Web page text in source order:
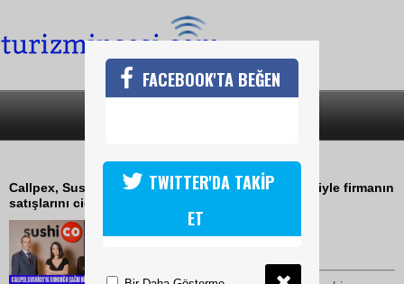
BİR ALO İLE SUSHİ KAPINIZDA
Callpex, Sushico'ya sunduğu çağrı merkezi hizmetiyle firmanın
satışlarını ciddi oranda artırdı.
30 Mart 2010 / 14:11
FACEBOOK'TA BEĞEN
TWITTER'DA TAKİP
ET